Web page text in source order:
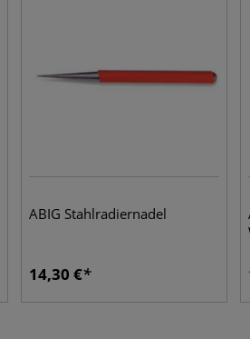
ABIG Stahlradiernadel
14,30 €